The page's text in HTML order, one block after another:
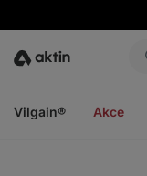
Aktin
Vilgain® Akce